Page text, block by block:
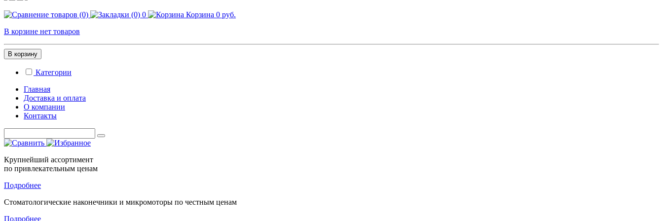
0 Корзина 0 руб.
В корзине нет товаров
В корзину
Категории
Главная
Доставка и оплата
О компании
Контакты
Крупнейший ассортимент
по привлекательным ценам
Подробнее
Стоматологические наконечники и микромоторы по честным ценам
Подробнее